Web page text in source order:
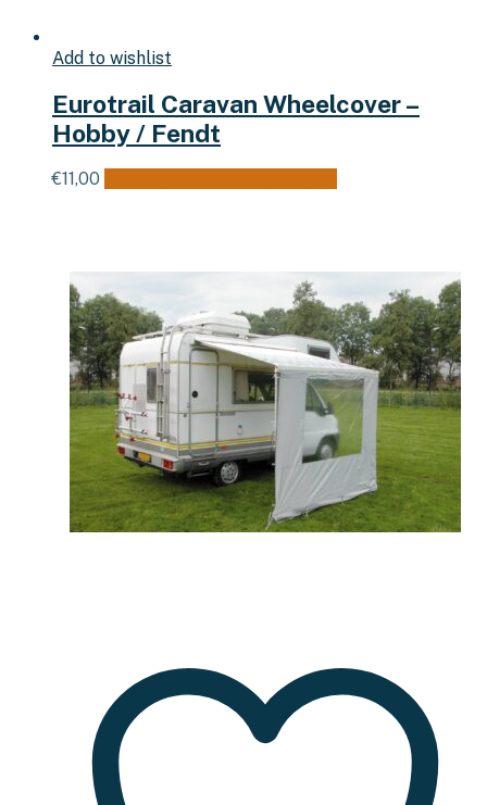
Add to wishlist
Eurotrail Caravan Wheelcover –
Hobby / Fendt
€11,00